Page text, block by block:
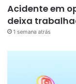
Acidente em
deixa
1 semana atrás